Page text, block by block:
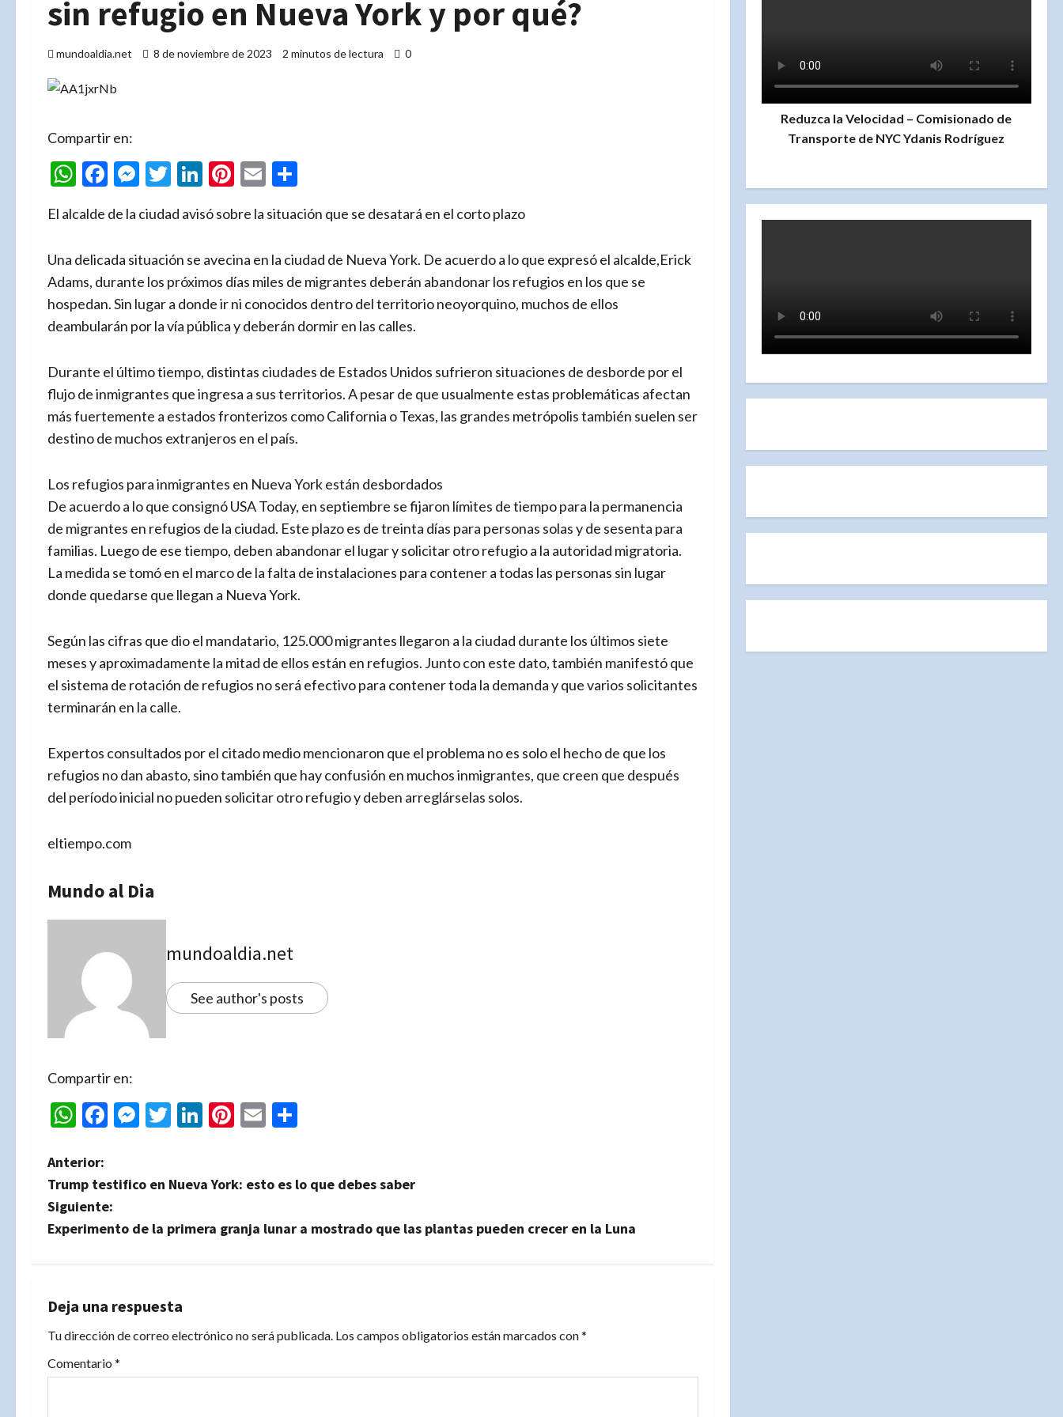
sin refugio en Nueva York y por qué?
mundoaldia.net 8 de noviembre de 2023 2 minutos de lectura 0
Compartir en:
WhatsApp
Facebook
Messenger
Twitter
LinkedIn
Pinterest
Email
El alcalde de la ciudad avisó sobre la situación que se desatará en el corto plazo
Una delicada situación se avecina en la ciudad de Nueva York. De acuerdo a lo que expresó el alcalde,Erick
Adams, durante los próximos días miles de migrantes deberán abandonar los refugios en los que se
hospedan. Sin lugar a donde ir ni conocidos dentro del territorio neoyorquino, muchos de ellos
deambularán por la vía pública y deberán dormir en las calles.
Durante el último tiempo, distintas ciudades de Estados Unidos sufrieron situaciones de desborde por el
flujo de inmigrantes que ingresa a sus territorios. A pesar de que usualmente estas problemáticas afectan
más fuertemente a estados fronterizos como California o Texas, las grandes metrópolis también suelen ser
destino de muchos extranjeros en el país.
Los refugios para inmigrantes en Nueva York están desbordados
De acuerdo a lo que consignó USA Today, en septiembre se fijaron límites de tiempo para la permanencia
de migrantes en refugios de la ciudad. Este plazo es de treinta días para personas solas y de sesenta para
familias. Luego de ese tiempo, deben abandonar el lugar y solicitar otro refugio a la autoridad migratoria.
La medida se tomó en el marco de la falta de instalaciones para contener a todas las personas sin lugar
donde quedarse que llegan a Nueva York.
Según las cifras que dio el mandatario, 125.000 migrantes llegaron a la ciudad durante los últimos siete
meses y aproximadamente la mitad de ellos están en refugios. Junto con este dato, también manifestó que
el sistema de rotación de refugios no será efectivo para contener toda la demanda y que varios solicitantes
terminarán en la calle.
Expertos consultados por el citado medio mencionaron que el problema no es solo el hecho de que los
refugios no dan abasto, sino también que hay confusión en muchos inmigrantes, que creen que después
del período inicial no pueden solicitar otro refugio y deben arreglárselas solos.
eltiempo.com
Mundo al Dia
mundoaldia.net
See author's posts
Compartir en:
WhatsApp
Facebook
Messenger
Twitter
LinkedIn
Pinterest
Email
N
a
v
g
a
c
Anterior:
Trump testifico en Nueva York: esto es lo que debes saber
Siguiente:
Experimento de la primera granja lunar a mostrado que las plantas pueden crecer en la Luna
Deja una respuesta
Tu dirección de correo electrónico no será publicada. Los campos obligatorios están marcados con*
Comentario *
Reduzca la Velocidad – Comisionado de
Transporte de NYC Ydanis Rodríguez